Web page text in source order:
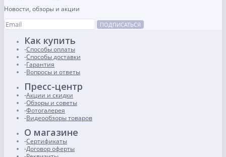
Новости, обзоры и акции
ПОДПИСАТЬСЯ
Как купить
Способы оплаты
Способы доставки
Гарантия
Вопросы и ответы
Пресс-центр
Акции и скидки
Обзоры и советы
Фотогалерея
Видеообзоры товаров
О магазине
Сертификаты
Договор оферты